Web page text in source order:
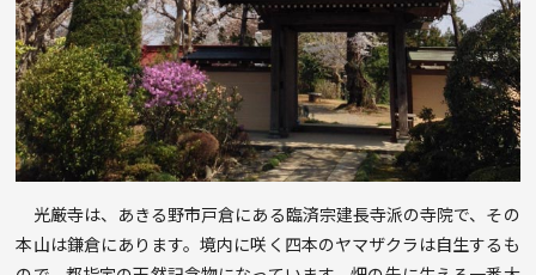
光厳寺は、あきる野市戸倉にある臨済宗建長寺派の寺院で、その
本山は鎌倉にあります。境内に咲く四本のヤマザクラは自生するも